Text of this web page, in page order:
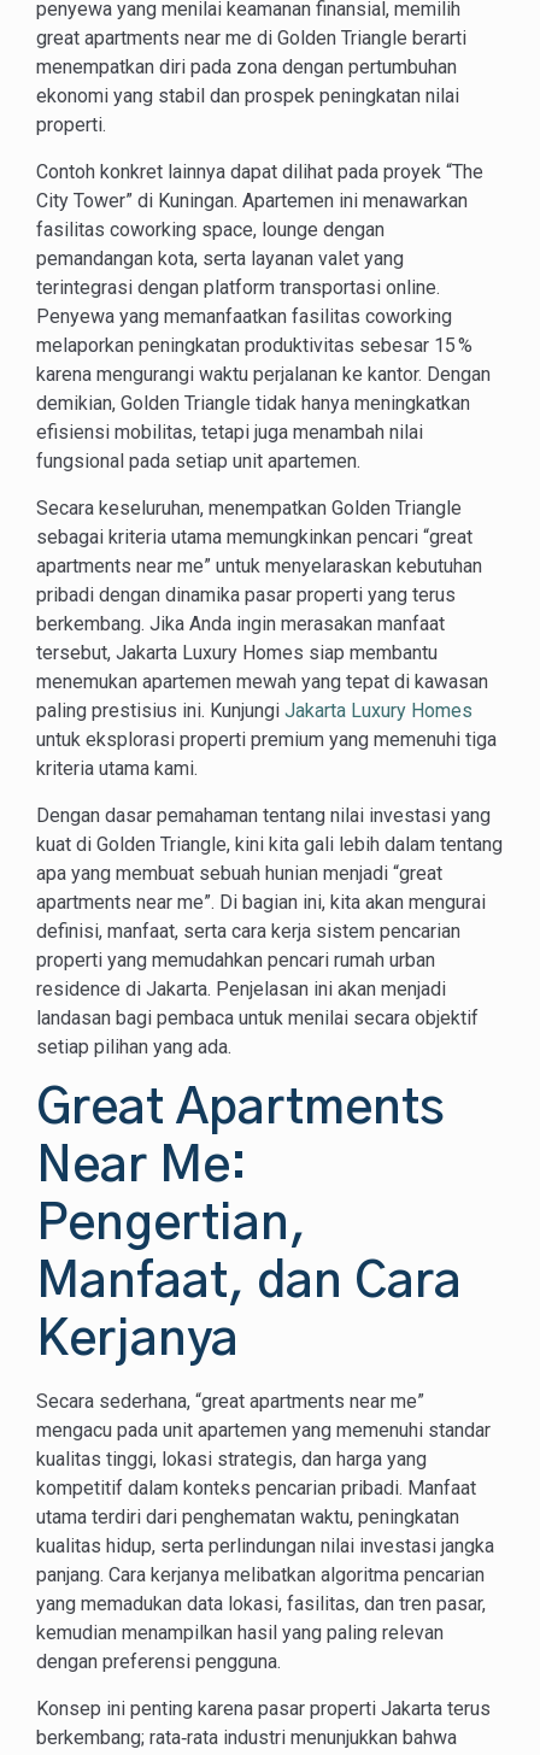
penyewa yang menilai keamanan finansial, memilih
great apartments near me di Golden Triangle berarti
menempatkan diri pada zona dengan pertumbuhan
ekonomi yang stabil dan prospek peningkatan nilai
properti.
Contoh konkret lainnya dapat dilihat pada proyek “The
City Tower” di Kuningan. Apartemen ini menawarkan
fasilitas coworking space, lounge dengan
pemandangan kota, serta layanan valet yang
terintegrasi dengan platform transportasi online.
Penyewa yang memanfaatkan fasilitas coworking
melaporkan peningkatan produktivitas sebesar 15 %
karena mengurangi waktu perjalanan ke kantor. Dengan
demikian, Golden Triangle tidak hanya meningkatkan
efisiensi mobilitas, tetapi juga menambah nilai
fungsional pada setiap unit apartemen.
Secara keseluruhan, menempatkan Golden Triangle
sebagai kriteria utama memungkinkan pencari “great
apartments near me” untuk menyelaraskan kebutuhan
pribadi dengan dinamika pasar properti yang terus
berkembang. Jika Anda ingin merasakan manfaat
tersebut, Jakarta Luxury Homes siap membantu
menemukan apartemen mewah yang tepat di kawasan
paling prestisius ini. Kunjungi Jakarta Luxury Homes
untuk eksplorasi properti premium yang memenuhi tiga
kriteria utama kami.
Dengan dasar pemahaman tentang nilai investasi yang
kuat di Golden Triangle, kini kita gali lebih dalam tentang
apa yang membuat sebuah hunian menjadi “great
apartments near me”. Di bagian ini, kita akan mengurai
definisi, manfaat, serta cara kerja sistem pencarian
properti yang memudahkan pencari rumah urban
residence di Jakarta. Penjelasan ini akan menjadi
landasan bagi pembaca untuk menilai secara objektif
setiap pilihan yang ada.
Great Apartments
Near Me:
Pengertian,
Manfaat, dan Cara
Kerjanya
Secara sederhana, “great apartments near me”
mengacu pada unit apartemen yang memenuhi standar
kualitas tinggi, lokasi strategis, dan harga yang
kompetitif dalam konteks pencarian pribadi. Manfaat
utama terdiri dari penghematan waktu, peningkatan
kualitas hidup, serta perlindungan nilai investasi jangka
panjang. Cara kerjanya melibatkan algoritma pencarian
yang memadukan data lokasi, fasilitas, dan tren pasar,
kemudian menampilkan hasil yang paling relevan
dengan preferensi pengguna.
Konsep ini penting karena pasar properti Jakarta terus
berkembang; rata‑rata industri menunjukkan bahwa